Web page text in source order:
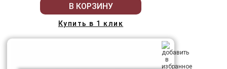
В КОРЗИНУ
Купить в 1 клик